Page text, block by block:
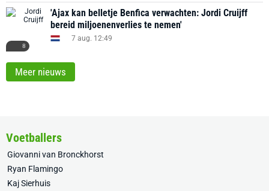
8
'Ajax kan belletje Benfica verwachten: Jordi Cruijff
bereid miljoenenverlies te nemen'
7 aug. 12:49
Meer nieuws
Voetballers
Giovanni van Bronckhorst
Ryan Flamingo
Kaj Sierhuis